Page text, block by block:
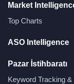
Market
Top Charts
ASO Intelligence
Pazar İstihbaratı
Keyword Tracking &